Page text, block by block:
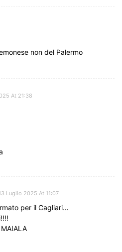
non del Palermo
At 21:38
Luglio 2025 At 11:07
per il Cagliari…